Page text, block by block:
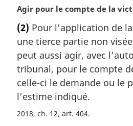
N
t
e
m
a
g
i
n
Agir pour le compte de la
(2) Pour l’application de
une tierce partie non
peut aussi agir, avec
tribunal, pour le compte
celle-ci le demande ou le
l’estime indiqué.
2018, ch. 12, art. 404